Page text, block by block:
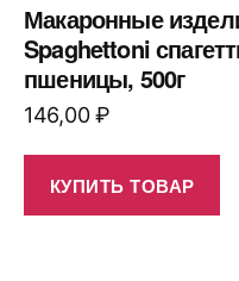
Макаронные
Spaghettoni
пшеницы, 500г
146,00₽
КУПИТЬ ТОВАР